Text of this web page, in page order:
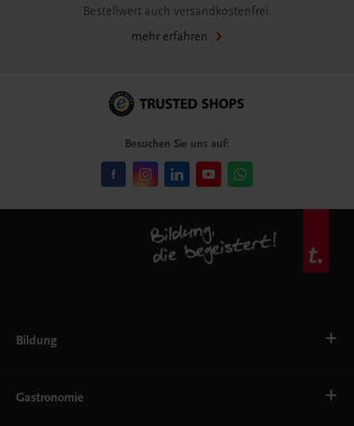
Bestellwert auch versandkostenfrei.
mehr erfahren
Besuchen Sie uns auf:
Bildung
Ernährung
Gastronomie